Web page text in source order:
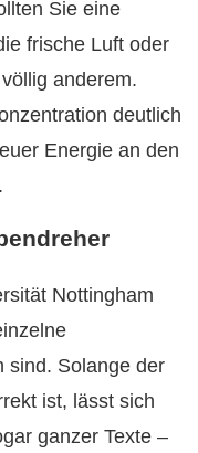
Sie eine
frische Luft oder
anderem.
deutlich
Energie an den
Nottingham
sind. Solange der
ist, lässt sich
ganzer Texte –